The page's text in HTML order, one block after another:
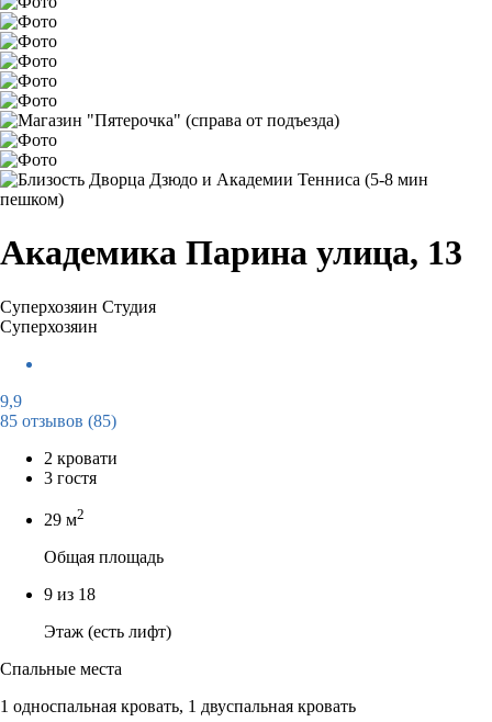
Академика Парина улица, 13
Суперхозяин Студия
Суперхозяин
9,9
85 отзывов (85)
2 кровати
3 гостя
29 м2
Общая площадь
9 из 18
Этаж (есть лифт)
Спальные места
1 односпальная кровать, 1 двуспальная кровать